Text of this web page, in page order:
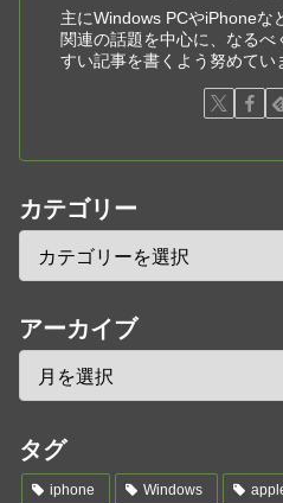
主にWindows PCやiPhoneな
関連の話題を中心に、なる
すい記事を書くよう努めてい
カテゴリー
アーカイブ
タグ
iphone Windows